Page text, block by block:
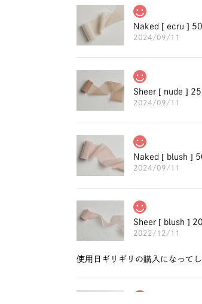
Naked [ ecru ]
2024/09/11
Sheer [ nude ]
2024/09/11
Naked [ blush ]
2024/09/11
Sheer [ blush ]
2022/12/11
使用日ギリギリの購入になって